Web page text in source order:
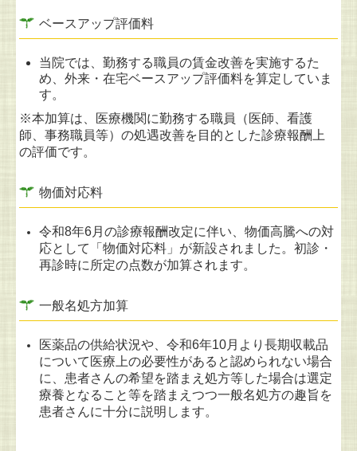
ベースアップ評価料
当院では、勤務する職員の賃金改善を実施するた
め、外来・在宅ベースアップ評価料を算定していま
す。
※本加算は、医療機関に勤務する職員（医師、看護
師、事務職員等）の処遇改善を目的とした診療報酬上
の評価です。
物価対応料
令和8年6月の診療報酬改定に伴い、物価高騰への対
応として「物価対応料」が新設されました。初診・
再診時に所定の点数が加算されます。
一般名処方加算
医薬品の供給状況や、令和6年10月より長期収載品
について医療上の必要性があると認められない場合
に、 患者さんの希望を踏まえ処方等した場合は選定
療養となること等を踏まえつつ一般名処方の趣旨を
患者さんに十分に説明します。